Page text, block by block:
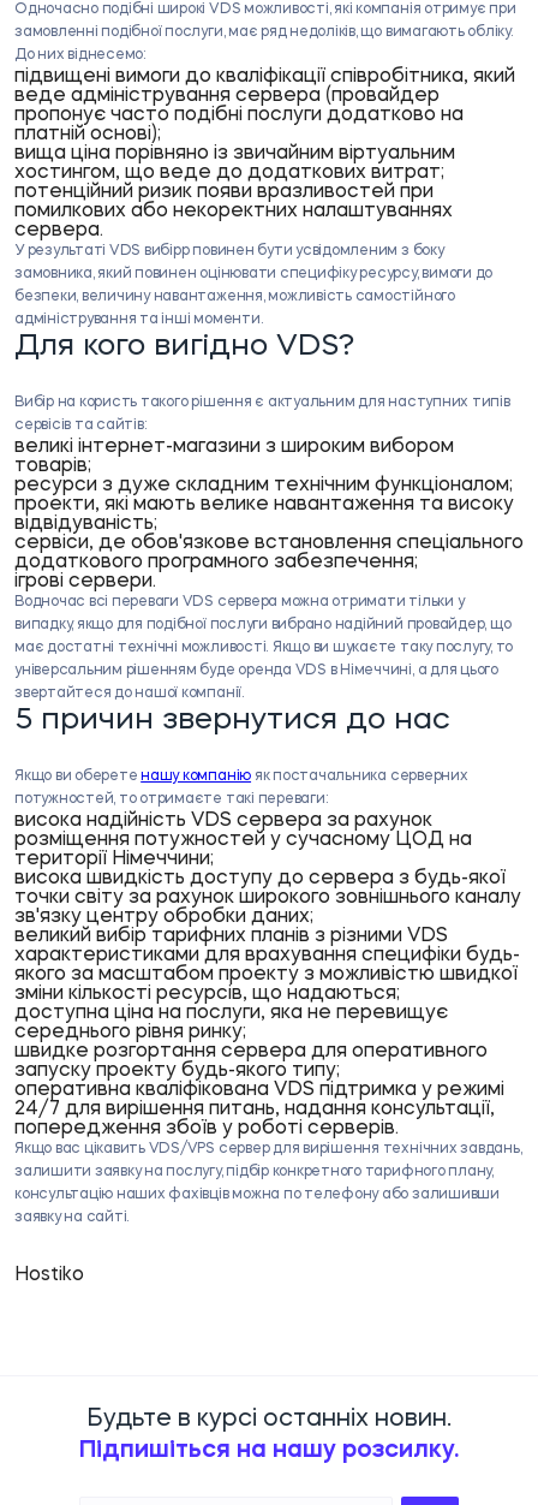
Одночасно подібні широкі VDS можливості, які компанія отримує при
замовленні подібної послуги, має ряд недоліків, що вимагають обліку.
До них віднесемо:
підвищені вимоги до кваліфікації співробітника, який
веде адміністрування сервера (провайдер
пропонує часто подібні послуги додатково на
платній основі);
вища ціна порівняно із звичайним віртуальним
хостингом, що веде до додаткових витрат;
потенційний ризик появи вразливостей при
помилкових або некоректних налаштуваннях
сервера.
У результаті VDS вибірр повинен бути усвідомленим з боку
замовника, який повинен оцінювати специфіку ресурсу, вимоги до
безпеки, величину навантаження, можливість самостійного
адміністрування та інші моменти.
Для кого вигідно VDS?
Вибір на користь такого рішення є актуальним для наступних типів
сервісів та сайтів:
великі інтернет-магазини з широким вибором
товарів;
ресурси з дуже складним технічним функціоналом;
проекти, які мають велике навантаження та високу
відвідуваність;
сервіси, де обов'язкове встановлення спеціального
додаткового програмного забезпечення;
ігрові сервери.
Водночас всі переваги VDS сервера можна отримати тільки у
випадку, якщо для подібної послуги вибрано надійний провайдер, що
має достатні технічні можливості. Якщо ви шукаєте таку послугу, то
універсальним рішенням буде оренда VDS в Німеччині, а для цього
звертайтеся до нашої компанії.
5 причин звернутися до нас
Якщо ви оберетенашу компанію як постачальника серверних
потужностей, то отримаєте такі переваги:
висока надійність VDS сервера за рахунок
розміщення потужностей у сучасному ЦОД на
території Німеччини;
висока швидкість доступу до сервера з будь-якої
точки світу за рахунок широкого зовнішнього каналу
зв'язку центру обробки даних;
великий вибір тарифних планів з різними VDS
характеристиками для врахування специфіки будь-
якого за масштабом проекту з можливістю швидкої
зміни кількості ресурсів, що надаються;
доступна ціна на послуги, яка не перевищує
середнього рівня ринку;
швидке розгортання сервера для оперативного
запуску проекту будь-якого типу;
оперативна кваліфікована VDS підтримка у режимі
24/7 для вирішення питань, надання консультації,
попередження збоїв у роботі серверів.
Якщо вас цікавить VDS/VPS сервер для вирішення технічних завдань,
залишити заявку на послугу, підбір конкретного тарифного плану,
консультацію наших фахівців можна по телефону або залишивши
заявку на сайті.
Hostiko
Будьте в курсі останніх новин.
Підпишіться на нашу розсилку.